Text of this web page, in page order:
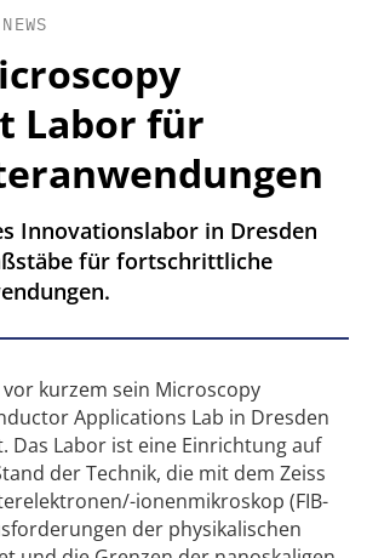
NEWS
Labor für
Innovationslabor in Dresden
für fortschrittliche
vor kurzem sein Microscopy
Applications Lab in Dresden
Das Labor ist eine Einrichtung auf
der Technik, die mit dem Zeiss
ionenmikroskop (FIB-
der physikalischen